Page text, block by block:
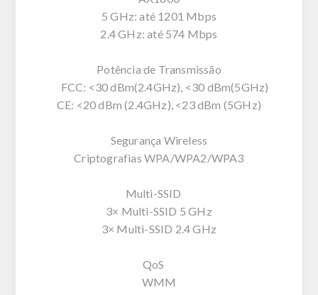
5 GHz: até 1201 Mbps
2.4 GHz: até 574 Mbps
Potência de Transmissão
FCC: <30 dBm(2.4GHz), <30 dBm(5GHz)
CE: <20 dBm (2.4GHz), <23 dBm (5GHz)
Segurança Wireless
Criptografias WPA/WPA2/WPA3
Multi-SSID
3× Multi-SSID 5 GHz
3× Multi-SSID 2.4 GHz
QoS
WMM